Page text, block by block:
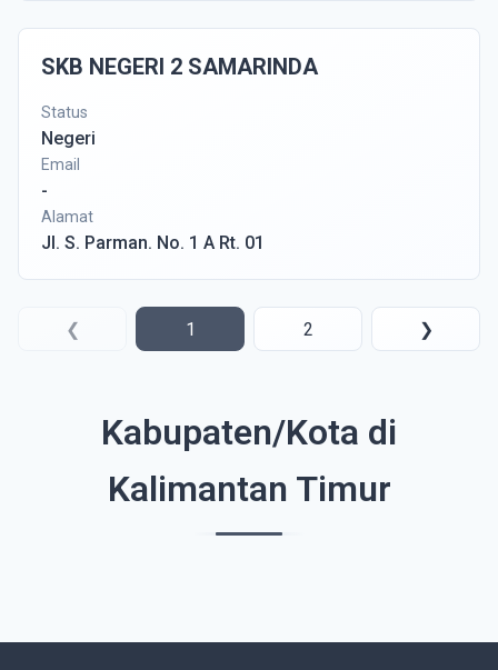
SKB NEGERI 2 SAMARINDA
Status
Negeri
Email
-
Alamat
Jl. S. Parman. No. 1 A Rt. 01
❮ 1 2 ❯
Kabupaten/Kota di
Kalimantan Timur